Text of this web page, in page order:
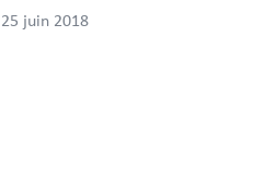
25 juin 2018